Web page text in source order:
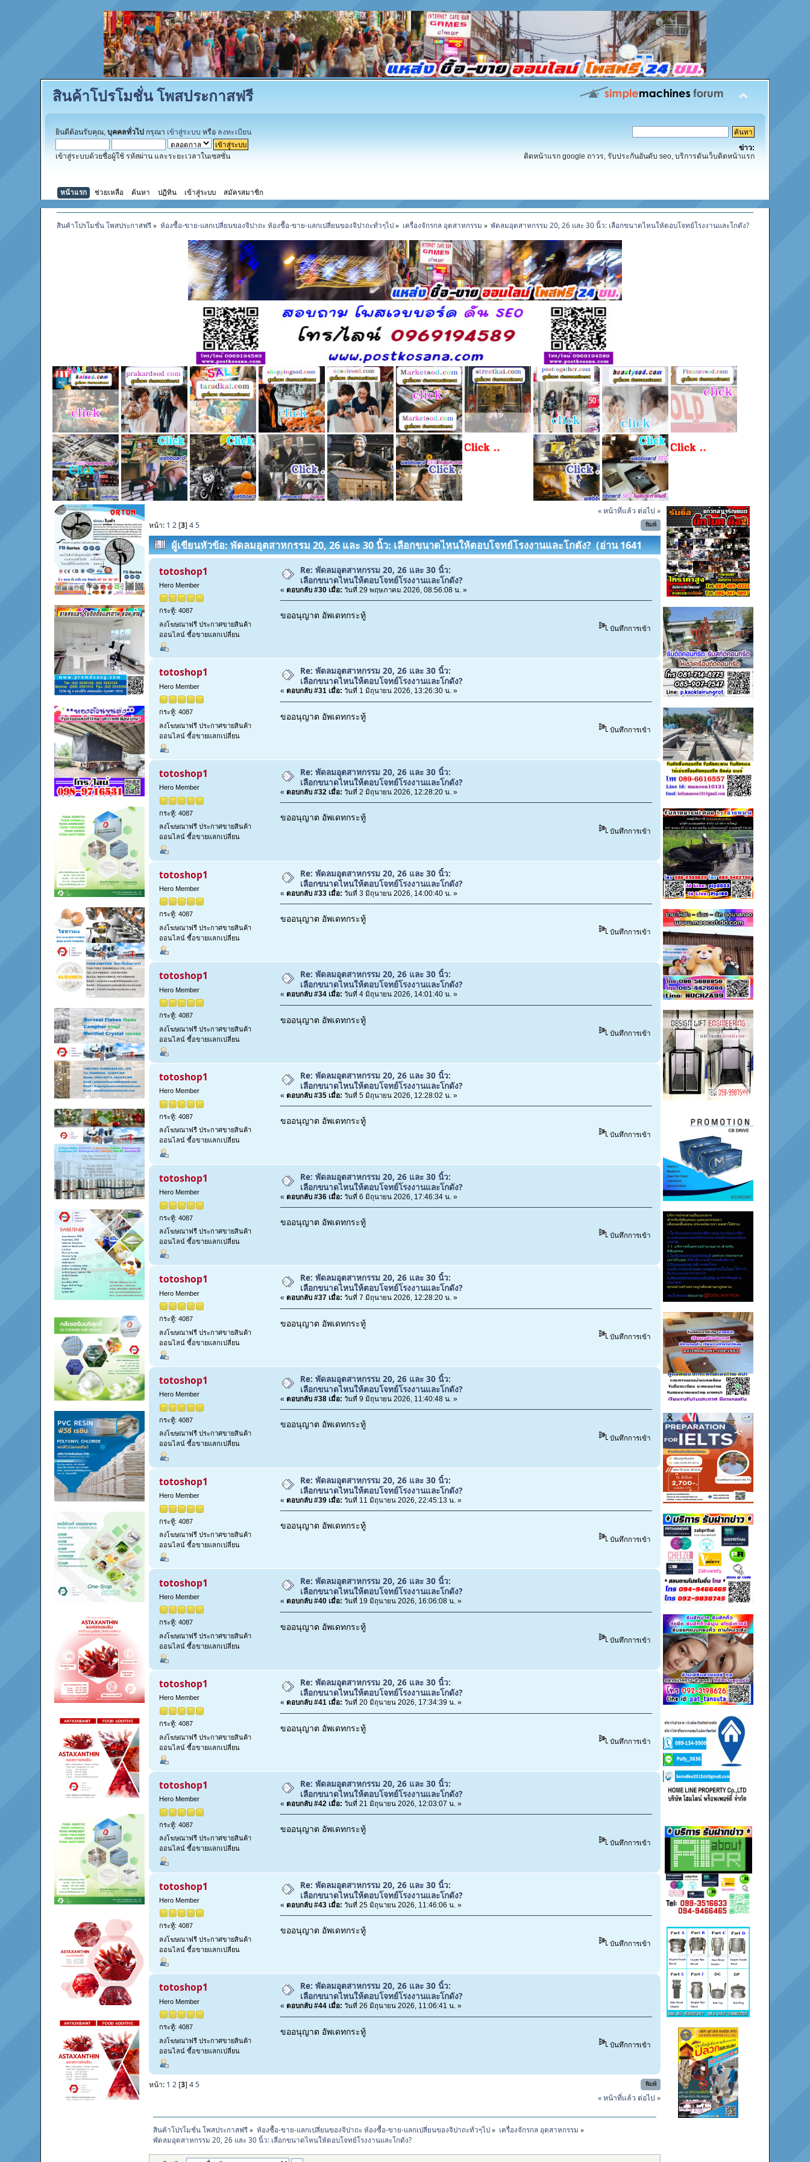
สินค้าโปรโมชั่น โพสประกาสฟรี
ยินดีต้อนรับคุณ,บุคคลทั่วไป กรุณา เข้าสู่ระบบ หรือ ลงทะเบียน
เข้าสู่ระบบด้วยชื่อผู้ใช้ รหัสผ่าน และระยะเวลาในเซสชั่น
ข่าว:
ติดหน้าแรก google ถาวร, รับประกันอันดับ seo, บริการดันเว็บติดหน้าแรก
หน้าแรก ช่วยเหลือ ค้นหา ปฏิทิน เข้าสู่ระบบ สมัครสมาชิก
สินค้าโปรโมชั่น โพสประกาสฟรี» ห้องซื้อ-ขาย-แลกเปลี่ยนของจิปาถะ ห้องซื้อ-ขาย-แลกเปลี่ยนของจิปาถะทั่วๆไป» เครื่องจักรกล อุตสาหกรรม » พัดลมอุตสาหกรรม 20, 26 และ 30 นิ้ว: เลือกขนาดไหนให้ตอบโจทย์โรงงานและโกดัง?
« หน้าที่แล้ว ต่อไป »
พิมพ์
หน้า: 1 2 [3]45
ผู้เขียนหัวข้อ: พัดลมอุตสาหกรรม 20, 26 และ 30 นิ้ว: เลือกขนาดไหนให้ตอบโจทย์โรงงานและโกดัง? (อ่าน 1641
totoshop1
Hero Member
กระทู้: 4087
ลงโฆษณาฟรี ประกาศขายสินค้า
ออนไลน์ ซื้อขายแลกเปลี่ยน
Re: พัดลมอุตสาหกรรม 20, 26 และ 30 นิ้ว:
เลือกขนาดไหนให้ตอบโจทย์โรงงานและโกดัง?
« ตอบกลับ #30 เมื่อ: วันที่ 29 พฤษภาคม 2026, 08:56:08 น. »
ขออนุญาต อัพเดทกระทู้
บันทึกการเข้า
totoshop1
Hero Member
กระทู้: 4087
ลงโฆษณาฟรี ประกาศขายสินค้า
ออนไลน์ ซื้อขายแลกเปลี่ยน
Re: พัดลมอุตสาหกรรม 20, 26 และ 30 นิ้ว:
เลือกขนาดไหนให้ตอบโจทย์โรงงานและโกดัง?
« ตอบกลับ #31 เมื่อ: วันที่ 1 มิถุนายน 2026, 13:26:30 น. »
ขออนุญาต อัพเดทกระทู้
บันทึกการเข้า
totoshop1
Hero Member
กระทู้: 4087
ลงโฆษณาฟรี ประกาศขายสินค้า
ออนไลน์ ซื้อขายแลกเปลี่ยน
Re: พัดลมอุตสาหกรรม 20, 26 และ 30 นิ้ว:
เลือกขนาดไหนให้ตอบโจทย์โรงงานและโกดัง?
« ตอบกลับ #32 เมื่อ: วันที่ 2 มิถุนายน 2026, 12:28:20 น. »
ขออนุญาต อัพเดทกระทู้
บันทึกการเข้า
totoshop1
Hero Member
กระทู้: 4087
ลงโฆษณาฟรี ประกาศขายสินค้า
ออนไลน์ ซื้อขายแลกเปลี่ยน
Re: พัดลมอุตสาหกรรม 20, 26 และ 30 นิ้ว:
เลือกขนาดไหนให้ตอบโจทย์โรงงานและโกดัง?
« ตอบกลับ #33 เมื่อ: วันที่ 3 มิถุนายน 2026, 14:00:40 น. »
ขออนุญาต อัพเดทกระทู้
บันทึกการเข้า
totoshop1
Hero Member
กระทู้: 4087
ลงโฆษณาฟรี ประกาศขายสินค้า
ออนไลน์ ซื้อขายแลกเปลี่ยน
Re: พัดลมอุตสาหกรรม 20, 26 และ 30 นิ้ว:
เลือกขนาดไหนให้ตอบโจทย์โรงงานและโกดัง?
« ตอบกลับ #34 เมื่อ: วันที่ 4 มิถุนายน 2026, 14:01:40 น. »
ขออนุญาต อัพเดทกระทู้
บันทึกการเข้า
totoshop1
Hero Member
กระทู้: 4087
ลงโฆษณาฟรี ประกาศขายสินค้า
ออนไลน์ ซื้อขายแลกเปลี่ยน
Re: พัดลมอุตสาหกรรม 20, 26 และ 30 นิ้ว:
เลือกขนาดไหนให้ตอบโจทย์โรงงานและโกดัง?
« ตอบกลับ #35 เมื่อ: วันที่ 5 มิถุนายน 2026, 12:28:02 น. »
ขออนุญาต อัพเดทกระทู้
บันทึกการเข้า
totoshop1
Hero Member
กระทู้: 4087
ลงโฆษณาฟรี ประกาศขายสินค้า
ออนไลน์ ซื้อขายแลกเปลี่ยน
Re: พัดลมอุตสาหกรรม 20, 26 และ 30 นิ้ว:
เลือกขนาดไหนให้ตอบโจทย์โรงงานและโกดัง?
« ตอบกลับ #36 เมื่อ: วันที่ 6 มิถุนายน 2026, 17:46:34 น. »
ขออนุญาต อัพเดทกระทู้
บันทึกการเข้า
totoshop1
Hero Member
กระทู้: 4087
ลงโฆษณาฟรี ประกาศขายสินค้า
ออนไลน์ ซื้อขายแลกเปลี่ยน
Re: พัดลมอุตสาหกรรม 20, 26 และ 30 นิ้ว:
เลือกขนาดไหนให้ตอบโจทย์โรงงานและโกดัง?
« ตอบกลับ #37 เมื่อ: วันที่ 7 มิถุนายน 2026, 12:28:20 น. »
ขออนุญาต อัพเดทกระทู้
บันทึกการเข้า
totoshop1
Hero Member
กระทู้: 4087
ลงโฆษณาฟรี ประกาศขายสินค้า
ออนไลน์ ซื้อขายแลกเปลี่ยน
Re: พัดลมอุตสาหกรรม 20, 26 และ 30 นิ้ว:
เลือกขนาดไหนให้ตอบโจทย์โรงงานและโกดัง?
« ตอบกลับ #38 เมื่อ: วันที่ 9 มิถุนายน 2026, 11:40:48 น. »
ขออนุญาต อัพเดทกระทู้
บันทึกการเข้า
totoshop1
Hero Member
กระทู้: 4087
ลงโฆษณาฟรี ประกาศขายสินค้า
ออนไลน์ ซื้อขายแลกเปลี่ยน
Re: พัดลมอุตสาหกรรม 20, 26 และ 30 นิ้ว:
เลือกขนาดไหนให้ตอบโจทย์โรงงานและโกดัง?
« ตอบกลับ #39 เมื่อ: วันที่ 11 มิถุนายน 2026, 22:45:13 น. »
ขออนุญาต อัพเดทกระทู้
บันทึกการเข้า
totoshop1
Hero Member
กระทู้: 4087
ลงโฆษณาฟรี ประกาศขายสินค้า
ออนไลน์ ซื้อขายแลกเปลี่ยน
Re: พัดลมอุตสาหกรรม 20, 26 และ 30 นิ้ว:
เลือกขนาดไหนให้ตอบโจทย์โรงงานและโกดัง?
« ตอบกลับ #40 เมื่อ: วันที่ 19 มิถุนายน 2026, 16:06:08 น. »
ขออนุญาต อัพเดทกระทู้
บันทึกการเข้า
totoshop1
Hero Member
กระทู้: 4087
ลงโฆษณาฟรี ประกาศขายสินค้า
ออนไลน์ ซื้อขายแลกเปลี่ยน
Re: พัดลมอุตสาหกรรม 20, 26 และ 30 นิ้ว:
เลือกขนาดไหนให้ตอบโจทย์โรงงานและโกดัง?
« ตอบกลับ #41 เมื่อ: วันที่ 20 มิถุนายน 2026, 17:34:39 น. »
ขออนุญาต อัพเดทกระทู้
บันทึกการเข้า
totoshop1
Hero Member
กระทู้: 4087
ลงโฆษณาฟรี ประกาศขายสินค้า
ออนไลน์ ซื้อขายแลกเปลี่ยน
Re: พัดลมอุตสาหกรรม 20, 26 และ 30 นิ้ว:
เลือกขนาดไหนให้ตอบโจทย์โรงงานและโกดัง?
« ตอบกลับ #42 เมื่อ: วันที่ 21 มิถุนายน 2026, 12:03:07 น. »
ขออนุญาต อัพเดทกระทู้
บันทึกการเข้า
totoshop1
Hero Member
กระทู้: 4087
ลงโฆษณาฟรี ประกาศขายสินค้า
ออนไลน์ ซื้อขายแลกเปลี่ยน
Re: พัดลมอุตสาหกรรม 20, 26 และ 30 นิ้ว:
เลือกขนาดไหนให้ตอบโจทย์โรงงานและโกดัง?
« ตอบกลับ #43 เมื่อ: วันที่ 25 มิถุนายน 2026, 11:46:06 น. »
ขออนุญาต อัพเดทกระทู้
บันทึกการเข้า
totoshop1
Hero Member
กระทู้: 4087
ลงโฆษณาฟรี ประกาศขายสินค้า
ออนไลน์ ซื้อขายแลกเปลี่ยน
Re: พัดลมอุตสาหกรรม 20, 26 และ 30 นิ้ว:
เลือกขนาดไหนให้ตอบโจทย์โรงงานและโกดัง?
« ตอบกลับ #44 เมื่อ: วันที่ 26 มิถุนายน 2026, 11:06:41 น. »
ขออนุญาต อัพเดทกระทู้
บันทึกการเข้า
พิมพ์
หน้า: 1 2 [3]45
« หน้าที่แล้ว ต่อไป »
สินค้าโปรโมชั่น โพสประกาสฟรี» ห้องซื้อ-ขาย-แลกเปลี่ยนของจิปาถะ ห้องซื้อ-ขาย-แลกเปลี่ยนของจิปาถะทั่วๆไป» เครื่องจักรกล อุตสาหกรรม »
พัดลมอุตสาหกรรม 20, 26 และ 30 นิ้ว: เลือกขนาดไหนให้ตอบโจทย์โรงงานและโกดัง?